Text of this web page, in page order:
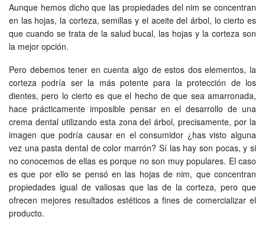
Aunque hemos dicho que las propiedades del nim se concentran
en las hojas, la corteza, semillas y el aceite del árbol, lo cierto es
que cuando se trata de la salud bucal, las hojas y la corteza son
la mejor opción.
Pero debemos tener en cuenta algo de estos dos elementos, la
corteza podría ser la más potente para la protección de los
dientes, pero lo cierto es que el hecho de que sea amarronada,
hace prácticamente imposible pensar en el desarrollo de una
crema dental utilizando esta zona del árbol, precisamente, por la
imagen que podría causar en el consumidor ¿has visto alguna
vez una pasta dental de color marrón? Sí las hay son pocas, y si
no conocemos de ellas es porque no son muy populares. El caso
es que por ello se pensó en las hojas de nim, que concentran
propiedades igual de valiosas que las de la corteza, pero que
ofrecen mejores resultados estéticos a fines de comercializar el
producto.